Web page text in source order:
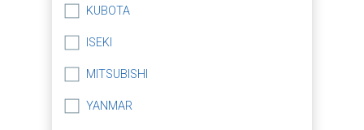
KUBOTA
ISEKI
MITSUBISHI
YANMAR